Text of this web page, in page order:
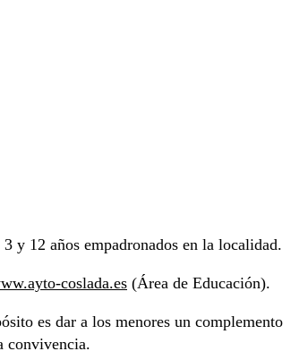
y 12 años empadronados en la localidad.
coslada.es (Área de Educación).
es dar a los menores un complemento
convivencia.